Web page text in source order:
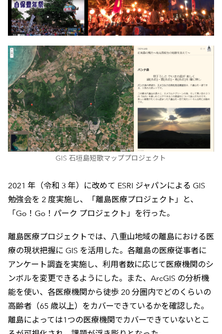
GIS 石垣島短歌マッププロジェクト
2021 年（令和 3 年）に改めて ESRI ジャパンによる GIS
勉強会を 2 度実施し、「離島医療プロジェクト」と、
「Go！Go！パーク プロジェクト」を行った。
離島医療プロジェクトでは、八重山地域の離島における医
療の現状把握に GIS を活用した。各離島の医療従事者に
アンケート調査を実施し、利用者数に応じて医療機関のシ
ンボルを変更できるようにした。また、ArcGIS の分析機
能を使い、各医療機関から徒歩 20 分圏内でどのくらいの
高齢者（65 歳以上）をカバーできているかを確認した。
離島によっては1つの医療機関でカバーできていないとこ